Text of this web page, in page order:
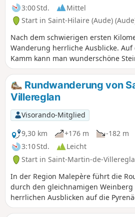
3:00 Std.
Mittel
Start in Saint-Hilaire (Aude)
Nach dem schwierigen ersten
Wanderung herrliche Ausblicke. Auf
Kamm kann man wunderschöne
Heidekrautpflanzen, Zistrosen und
entdecken.
Rundwanderung von
Villereglan
Visorando-Mitglied
9,30 km
+176 m
-182 m
3:10 Std.
Leicht
Start in Saint-Martin-de-
In der Region Malepère führt die
durch den gleichnamigen
herrlichen Ausblicken auf die